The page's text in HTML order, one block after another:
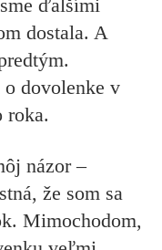
ďalšími
dostala. A
dovolenke v
roka.
názor –
že som sa
Mimochodom,